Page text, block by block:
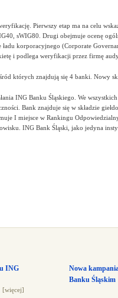
Pierwszy etap ma na celu
sWIG80. Drugi obejmuje ocenę
korporacyjnego (Corporate
i podlega weryfikacji przez firmę
których znajdują się 4 banki. Nowy
ING Banku Śląskiego. We
Bank znajduje się w składzie
I miejsce w Rankingu
ING Bank Śląski, jako jedyna
ING
[więcej]
Nowa
Banku Śląskim